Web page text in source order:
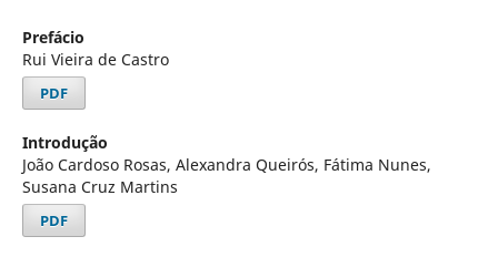
Prefácio
Rui Vieira de Castro
PDF
Introdução
João Cardoso Rosas, Alexandra Queirós, Fátima Nunes,
Susana Cruz Martins
PDF